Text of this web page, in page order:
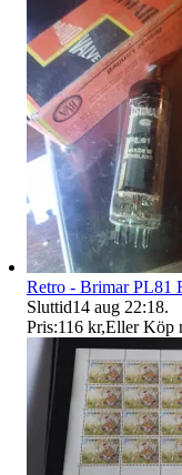
Ersättning om
Retro - Brimar PL81
Sluttid14 aug 22:18.
Pris:116 kr,Eller Köp